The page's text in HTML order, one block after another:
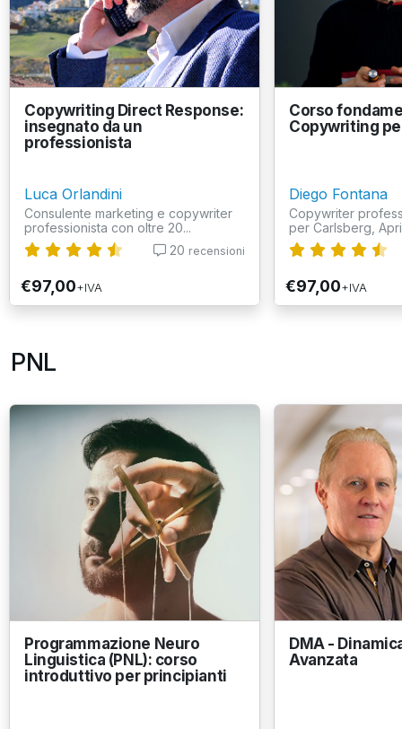
Copywriting Direct Response:
insegnato da un
professionista
Luca Orlandini
Consulente marketing e copywriter
professionista con oltre 20...
20 recensioni
€97,00+IVA
Corso
Copywriting
Diego Fontana
Copywriter
per Carlsberg,
€97,00+IVA
PNL
Programmazione Neuro
Linguistica (PNL): corso
introduttivo per principianti
DMA -
Avanzata